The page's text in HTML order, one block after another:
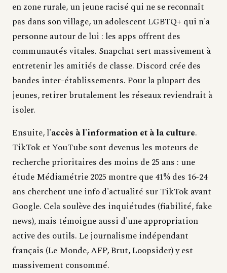
en zone rurale, un jeune racisé qui ne se reconnaît
pas dans son village, un adolescent LGBTQ+ qui n'a
personne autour de lui : les apps offrent des
communautés vitales. Snapchat sert massivement à
entretenir les amitiés de classe. Discord crée des
bandes inter-établissements. Pour la plupart des
jeunes, retirer brutalement les réseaux reviendrait à
isoler.
Ensuite, l'accès à l'information et à la culture.
TikTok et YouTube sont devenus les moteurs de
recherche prioritaires des moins de 25 ans : une
étude Médiamétrie 2025 montre que 41% des 16-24
ans cherchent une info d'actualité sur TikTok avant
Google. Cela soulève des inquiétudes (fiabilité, fake
news), mais témoigne aussi d'une appropriation
active des outils. Le journalisme indépendant
français (Le Monde, AFP, Brut, Loopsider) y est
massivement consommé.